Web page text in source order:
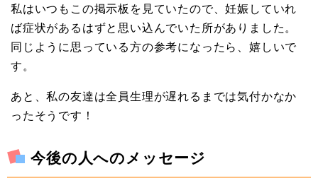
私はいつもこの掲示板を見ていたので、妊娠していれ
ば症状があるはずと思い込んでいた所がありました。
同じように思っている方の参考になったら、嬉しいで
す。
あと、私の友達は全員生理が遅れるまでは気付かなか
ったそうです！
今後の人へのメッセージ